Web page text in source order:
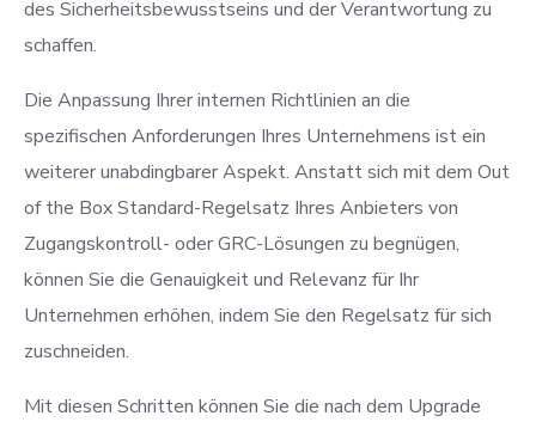
des Sicherheitsbewusstseins und der Verantwortung zu
schaffen.
Die Anpassung Ihrer internen Richtlinien an die
spezifischen Anforderungen Ihres Unternehmens ist ein
weiterer unabdingbarer Aspekt. Anstatt sich mit dem Out
of the Box Standard-Regelsatz Ihres Anbieters von
Zugangskontroll- oder GRC-Lösungen zu begnügen,
können Sie die Genauigkeit und Relevanz für Ihr
Unternehmen erhöhen, indem Sie den Regelsatz für sich
zuschneiden.
Mit diesen Schritten können Sie die nach dem Upgrade